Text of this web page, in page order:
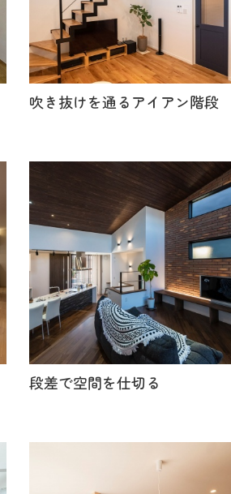
吹き抜けを通るアイアン階段
段差で空間を仕切る